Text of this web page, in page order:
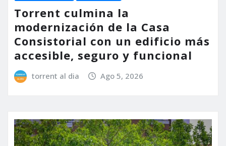
Torrent culmina la
modernización de la Casa
Consistorial con un edificio más
accesible, seguro y funcional
torrent al dia Ago 5, 2026